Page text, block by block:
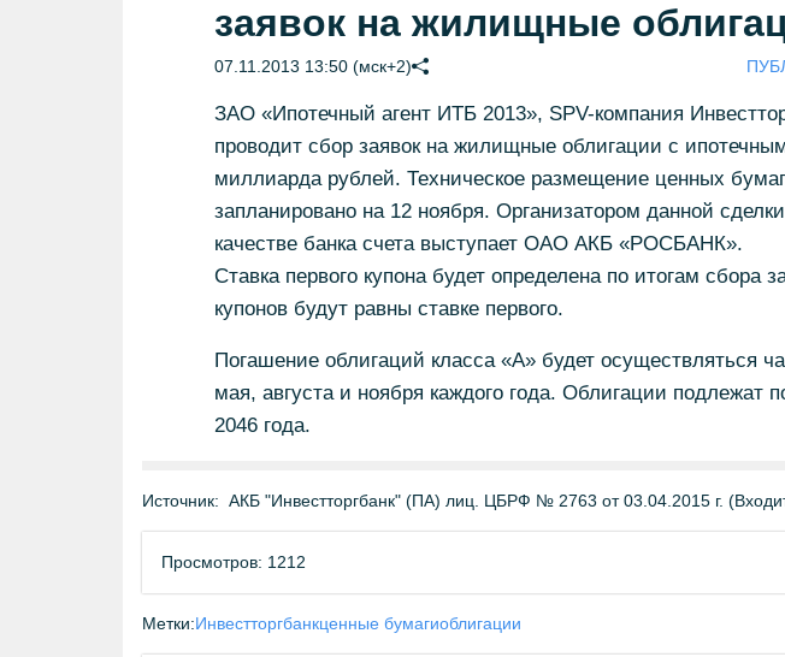
заявок на жилищные
07.11.2013 13:50 (мск+2)
ЗАО «Ипотечный агент ИТБ 2013», SPV-компания
проводит сбор заявок на жилищные облигации с
миллиарда рублей. Техническое размещение ценных
запланировано на 12 ноября. Организатором данной
качестве банка счета выступает ОАО АКБ «РОСБАНК».
Ставка первого купона будет определена по итогам сбора
купонов будут равны ставке первого.
Погашение облигаций класса «А» будет осуществляться
мая, августа и ноября каждого года. Облигации подлежат
2046 года.
Источник: АКБ "Инвестторгбанк" (ПА) лиц. ЦБРФ № 2763 от 03.04.2015 г.
Просмотров: 1212
Метки:Инвестторгбанкценные бумагиоблигации